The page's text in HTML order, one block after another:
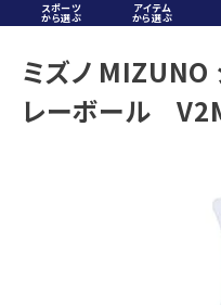
スポーツ
から選ぶ
アイテム
から選ぶ
ACCOUNT MENU
ようこそ ゲスト 様
ミズノ
レーボール